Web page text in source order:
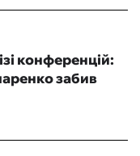
конференцій:
забив